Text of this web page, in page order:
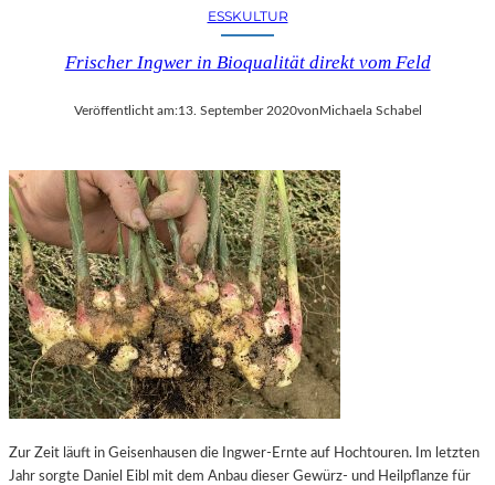
ESSKULTUR
Frischer Ingwer in Bioqualität direkt vom Feld
Veröffentlicht am:13. September 2020von Michaela Schabel
Zur Zeit läuft in Geisenhausen die Ingwer-Ernte auf Hochtouren. Im letzten
Jahr sorgte Daniel Eibl mit dem Anbau dieser Gewürz- und Heilpflanze für